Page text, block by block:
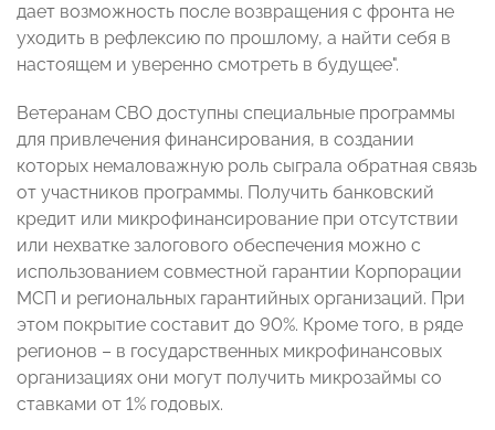
дает возможность после возвращения с фронта не
уходить в рефлексию по прошлому, а найти себя в
настоящем и уверенно смотреть в будущее".
Ветеранам СВО доступны специальные программы
для привлечения финансирования, в создании
которых немаловажную роль сыграла обратная связь
от участников программы. Получить банковский
кредит или микрофинансирование при отсутствии
или нехватке залогового обеспечения можно с
использованием совместной гарантии Корпорации
МСП и региональных гарантийных организаций. При
этом покрытие составит до 90%. Кроме того, в ряде
регионов – в государственных микрофинансовых
организациях они могут получить микрозаймы со
ставками от 1% годовых.